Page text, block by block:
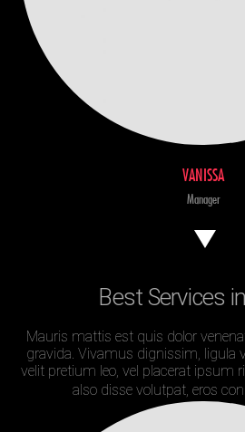
VANISSA
Manager
Best Services
Mauris mattis est quis dolor
gravida. Vivamus dignissim, ligula
velit pretium leo, vel placerat ipsum
also disse volutpat, eros